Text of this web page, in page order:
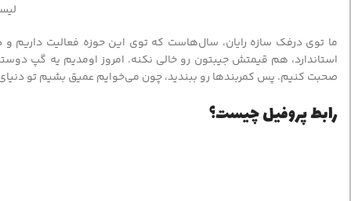
ما توی درفک سازه رایان، سال‌هاست که توی این حوزه فعالیت
استاندارد، هم قیمتش جیبتون رو خالی نکنه. امروز اومدیم یه گپ
صحبت کنیم. پس کمربندها رو ببندید، چون می‌خوایم عمیق بشیم تو
رابط پروفیل چیست؟